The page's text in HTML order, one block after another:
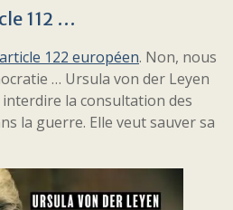
112 …
122 européen. Non, nous
… Ursula von der Leyen
la consultation des
la guerre. Elle veut sauver sa